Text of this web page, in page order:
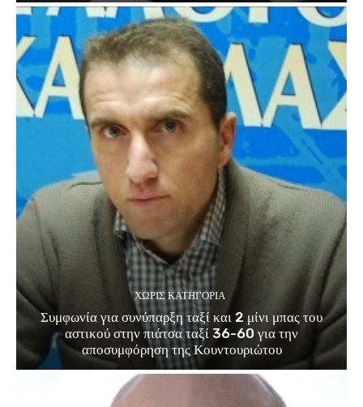
ΧΩΡΊΣ ΚΑΤΗΓΟΡΊΑ
Συμφωνία για συνύπαρξη ταξί και 2 μίνι μπας του
αστικού στην πιάτσα ταξί 36-60 για την
αποσυμφόρηση της Κουντουριώτου